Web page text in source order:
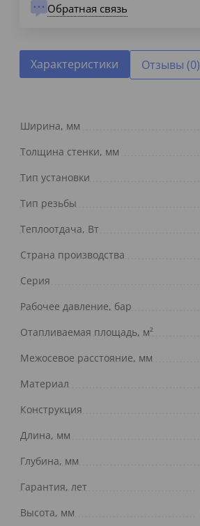
Обратная связь
Характеристики Отзывы (0)
Ширина, мм
Толщина стенки, мм
Тип установки
Тип резьбы
Теплоотдача, Вт
Страна производства
Серия
Рабочее давление, бар
Отапливаемая площадь, м²
Межосевое расстояние, мм
Материал
Конструкция
Длина, мм
Глубина, мм
Гарантия, лет
Высота, мм